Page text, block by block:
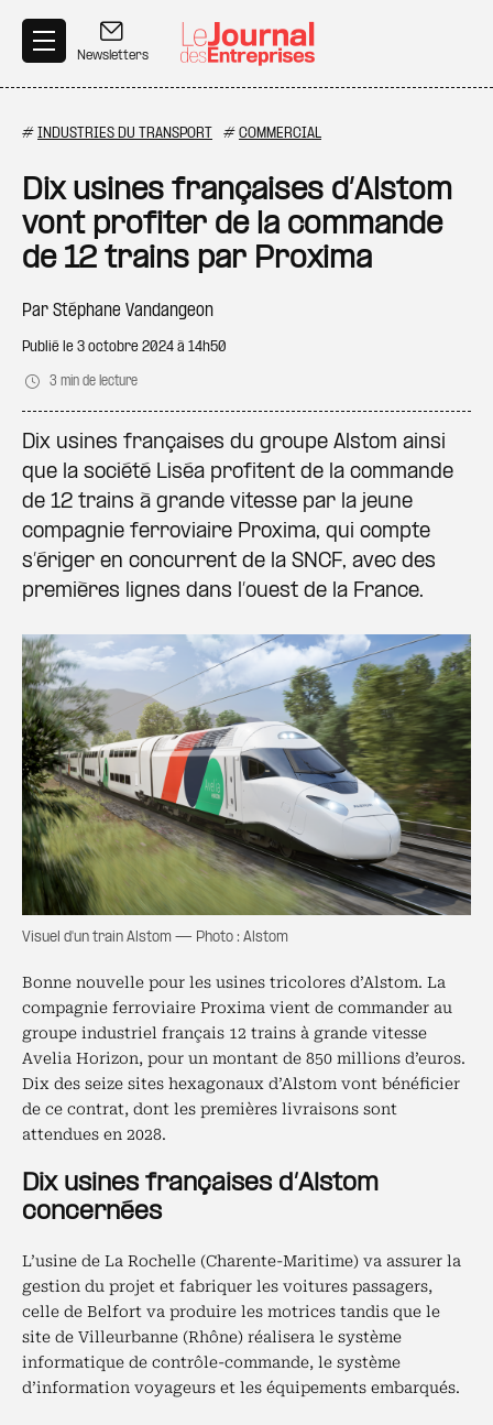
Newsletters
# INDUSTRIES DU TRANSPORT # COMMERCIAL
Dix usines françaises d’Alstom
vont profiter de la commande
de 12 trains par Proxima
Par Stéphane Vandangeon
Publié le 3 octobre 2024 à 14h50
3 min de lecture
Dix usines françaises du groupe Alstom ainsi
que la société Liséa profitent de la commande
de 12 trains à grande vitesse par la jeune
compagnie ferroviaire Proxima, qui compte
s’ériger en concurrent de la SNCF, avec des
premières lignes dans l’ouest de la France.
Visuel d'un train Alstom — Photo : Alstom
Bonne nouvelle pour les usines tricolores d’Alstom. La
compagnie ferroviaire Proxima vient de commander au
groupe industriel français 12 trains à grande vitesse
Avelia Horizon, pour un montant de 850 millions d’euros.
Dix des seize sites hexagonaux d’Alstom vont bénéficier
de ce contrat, dont les premières livraisons sont
attendues en 2028.
Dix usines françaises d’Alstom
concernées
L’usine de La Rochelle (Charente-Maritime) va assurer la
gestion du projet et fabriquer les voitures passagers,
celle de Belfort va produire les motrices tandis que le
site de Villeurbanne (Rhône) réalisera le système
informatique de contrôle-commande, le système
d’information voyageurs et les équipements embarqués.